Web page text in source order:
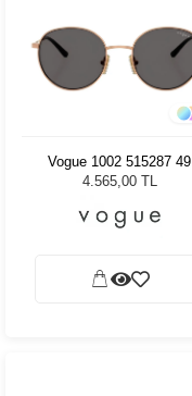
Vogue 1002 515287 49
Çocuk Güneş Gözlüğü
4.565,00 TL